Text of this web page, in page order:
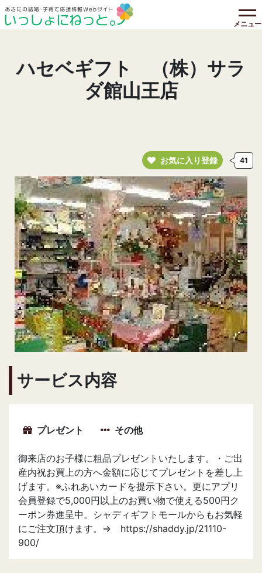
メニュー
ハセベギフト （株）サラ
ダ館山王店
お気に入り登録 41
前の画像へ 次の
サービス内容
プレゼント その他
御来店のお子様に粗品プレゼントいたします。・ご出
産内祝お買上の方へ金額に応じてプレゼントを差し上
げます。※ふれあいカードを提示下さい。更にアプリ
会員登録で5,000円以上のお買い物で使える500円ク
ーポン券進呈中。シャディギフトモールからもお気軽
にご注文頂けます。⇒ https://shaddy.jp/21110-
900/